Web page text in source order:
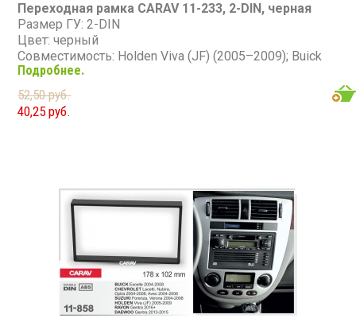
Переходная рамка CARAV 11-233, 2-DIN, черная
Размер ГУ: 2-DIN
Цвет: черный
Совместимость: Holden Viva (JF) (2005–2009); Buick
Excelle (2004–2008); Suzuki Forenza, Verona (2004–
2008); Chevrolet Lacetti, Nubira, Optra (2004–2008), Aveo
(2004–2006); Ravon Gentra (2016+); Daewoo Gentra
(2013–2015)
Подробнее.
52,50 руб.
40,25 руб.